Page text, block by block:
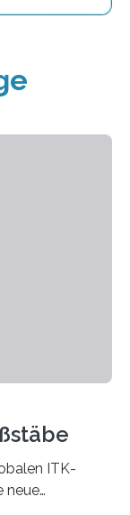
ITK-
neue